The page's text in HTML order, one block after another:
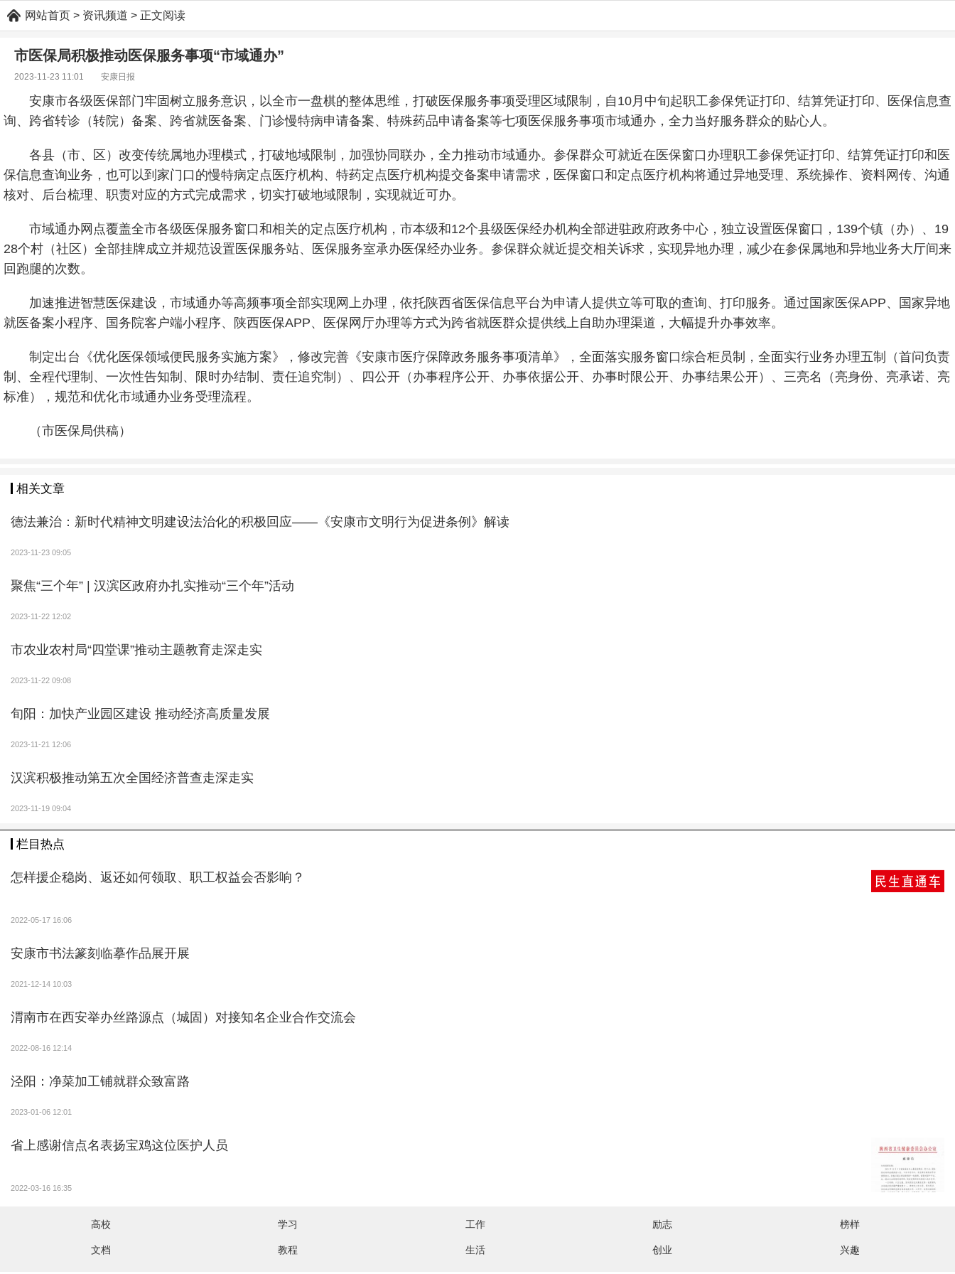
网站首页 > 资讯频道 > 正文阅读
市医保局积极推动医保服务事项“市域通办”
2023-11-23 11:01 安康日报
安康市各级医保部门牢固树立服务意识，以全市一盘棋的整体思维，打破医保服务事项受理区域限制，自10月中旬起职工参保凭证打印、结算凭证打印、医保信息查
询、跨省转诊（转院）备案、跨省就医备案、门诊慢特病申请备案、特殊药品申请备案等七项医保服务事项市域通办，全力当好服务群众的贴心人。
各县（市、区）改变传统属地办理模式，打破地域限制，加强协同联办，全力推动市域通办。参保群众可就近在医保窗口办理职工参保凭证打印、结算凭证打印和医
保信息查询业务，也可以到家门口的慢特病定点医疗机构、特药定点医疗机构提交备案申请需求，医保窗口和定点医疗机构将通过异地受理、系统操作、资料网传、沟通
核对、后台梳理、职责对应的方式完成需求，切实打破地域限制，实现就近可办。
市域通办网点覆盖全市各级医保服务窗口和相关的定点医疗机构，市本级和12个县级医保经办机构全部进驻政府政务中心，独立设置医保窗口，139个镇（办）、19
28个村（社区）全部挂牌成立并规范设置医保服务站、医保服务室承办医保经办业务。参保群众就近提交相关诉求，实现异地办理，减少在参保属地和异地业务大厅间来
回跑腿的次数。
加速推进智慧医保建设，市域通办等高频事项全部实现网上办理，依托陕西省医保信息平台为申请人提供立等可取的查询、打印服务。通过国家医保APP、国家异地
就医备案小程序、国务院客户端小程序、陕西医保APP、医保网厅办理等方式为跨省就医群众提供线上自助办理渠道，大幅提升办事效率。
制定出台《优化医保领域便民服务实施方案》，修改完善《安康市医疗保障政务服务事项清单》，全面落实服务窗口综合柜员制，全面实行业务办理五制（首问负责
制、全程代理制、一次性告知制、限时办结制、责任追究制）、四公开（办事程序公开、办事依据公开、办事时限公开、办事结果公开）、三亮名（亮身份、亮承诺、亮
标准），规范和优化市域通办业务受理流程。
（市医保局供稿）
相关文章
德法兼治：新时代精神文明建设法治化的积极回应——《安康市文明行为促进条例》解读
2023-11-23 09:05
聚焦“三个年” | 汉滨区政府办扎实推动“三个年”活动
2023-11-22 12:02
市农业农村局“四堂课”推动主题教育走深走实
2023-11-22 09:08
旬阳：加快产业园区建设 推动经济高质量发展
2023-11-21 12:06
汉滨积极推动第五次全国经济普查走深走实
2023-11-19 09:04
栏目热点
怎样援企稳岗、返还如何领取、职工权益会否影响？
2022-05-17 16:06
安康市书法篆刻临摹作品展开展
2021-12-14 10:03
渭南市在西安举办丝路源点（城固）对接知名企业合作交流会
2022-08-16 12:14
泾阳：净菜加工铺就群众致富路
2023-01-06 12:01
省上感谢信点名表扬宝鸡这位医护人员
2022-03-16 16:35
高校 学习 工作 励志 榜样
文档 教程 生活 创业 兴趣